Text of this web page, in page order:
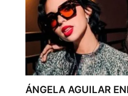
ÁNGELA AGUILAR